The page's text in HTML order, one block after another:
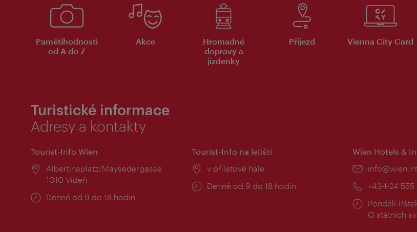
Pamětihodnosti
od A do Z
Akce
Hromadné
dopravy a
jízdenky
Příjezd Vienna City Card
Turistické informace
Adresy a kontakty
Tourist-Info Wien
Místo:
Albertinaplatz/Maysedergasse
1010 Vídeň
Provozní
Denně od 9 do 18 hodin
Tourist-Info na letišti
Místo:
v příletové hale
Provozní
Denně od 9 do 18 hodin
Wien Hotels &
E-
Telefon:
+43-1-24 555
Provozní
doba:
Pondělí-
O státních